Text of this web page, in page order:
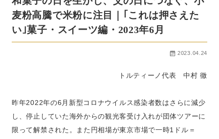
麦粉高騰で米粉に注目｜｢これは押さえた
い｣菓子・スイーツ編・2023年6月
2023.04.24
トルティーノ代表 中村 徹
昨年2022年の6月新型コロナウイルス感染者数はさらに減少
し、停止していた海外からの観光客受け入れが団体ツアーに
限って解禁された。また円相場が東京市場で一時1ドル＝